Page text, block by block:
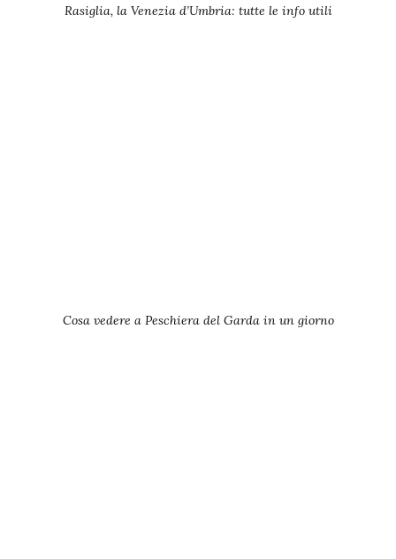
Rasiglia, la Venezia d’Umbria: tutte le info utili
Cosa vedere a Peschiera del Garda in un giorno